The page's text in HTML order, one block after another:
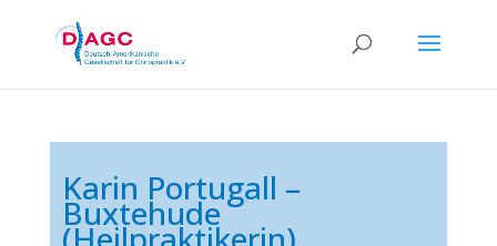
Karin Portugall –
Buxtehude